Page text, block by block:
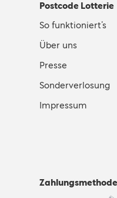
Postcode Lotterie
So funktioniert’s
Über uns
Presse
Sonderverlosung
Impressum